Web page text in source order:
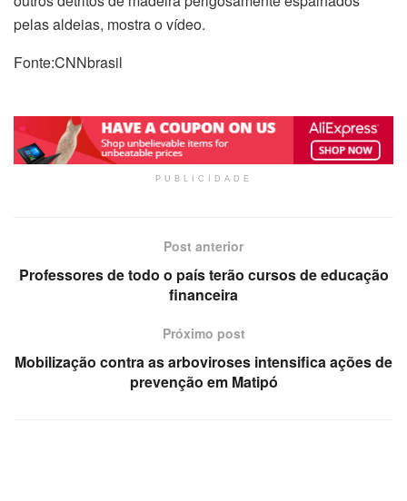
pelas aldeias, mostra o vídeo.
Fonte:CNNbrasil
PUBLICIDADE
Post anterior
Professores de todo o país terão cursos de educação
financeira
Próximo post
Mobilização contra as arboviroses intensifica ações de
prevenção em Matipó